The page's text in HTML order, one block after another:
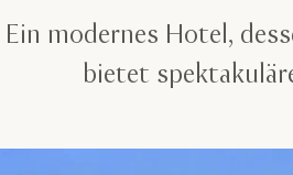
Ein modernes Hotel,
bietet